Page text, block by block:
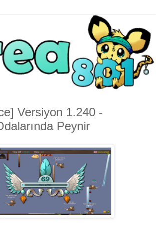
Versiyon 1.240 -
Peynir